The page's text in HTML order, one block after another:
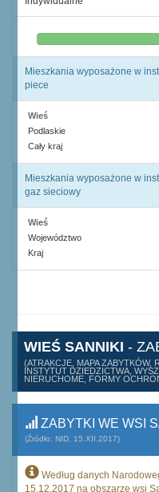
0,0%
Mieszkania wyposażone w
piece
Wieś
Podlaskie
Cały kraj
Mieszkania wyposażone w
gaz sieciowy
Wieś
Województwo
Kraj
WIEŚ SANNIKI -
(ATRAKCJE, MAPA ZABYTKÓW,
INSTYTUT DZIEDZICTWA,
NIERUCHOME, FORMY
ZABYTKI WE WSI
(Źródło: NID, 15.XII.2017)
Według danych
15.12.2017 na obszarze wsi